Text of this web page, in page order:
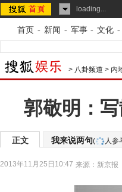
loading...
首页 - 新闻 - 军事 - 文化 -
> 八卦频道 > 内
郭敬明：
正文 我来说两句( 人参
2013年11月25日10:47 来源： 新京报